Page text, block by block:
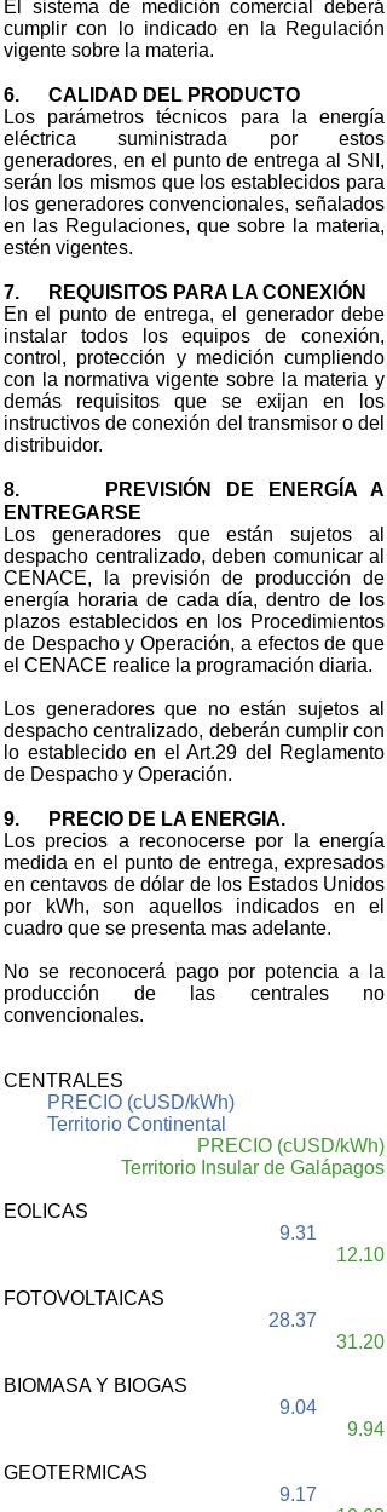
El sistema de medición comercial deberá
cumplir con lo indicado en la Regulación
vigente sobre la materia.
6. CALIDAD DEL PRODUCTO
Los parámetros técnicos para la energía
eléctrica suministrada por estos
generadores, en el punto de entrega al SNI,
serán los mismos que los establecidos para
los generadores convencionales, señalados
en las Regulaciones, que sobre la materia,
estén vigentes.
7. REQUISITOS PARA LA CONEXIÓN
En el punto de entrega, el generador debe
instalar todos los equipos de conexión,
control, protección y medición cumpliendo
con la normativa vigente sobre la materia y
demás requisitos que se exijan en los
instructivos de conexión del transmisor o del
distribuidor.
8. PREVISIÓN DE ENERGÍA A
ENTREGARSE
Los generadores que están sujetos al
despacho centralizado, deben comunicar al
CENACE, la previsión de producción de
energía horaria de cada día, dentro de los
plazos establecidos en los Procedimientos
de Despacho y Operación, a efectos de que
el CENACE realice la programación diaria.
Los generadores que no están sujetos al
despacho centralizado, deberán cumplir con
lo establecido en el Art.29 del Reglamento
de Despacho y Operación.
9. PRECIO DE LA ENERGIA.
Los precios a reconocerse por la energía
medida en el punto de entrega, expresados
en centavos de dólar de los Estados Unidos
por kWh, son aquellos indicados en el
cuadro que se presenta mas adelante.
No se reconocerá pago por potencia a la
producción de las centrales no
convencionales.
CENTRALES
PRECIO (cUSD/kWh)
Territorio Continental
PRECIO (cUSD/kWh)
Territorio Insular de Galápagos
EOLICAS
9.31
12.10
FOTOVOLTAICAS
28.37
31.20
BIOMASA Y BIOGAS
9.04
9.94
GEOTERMICAS
9.17